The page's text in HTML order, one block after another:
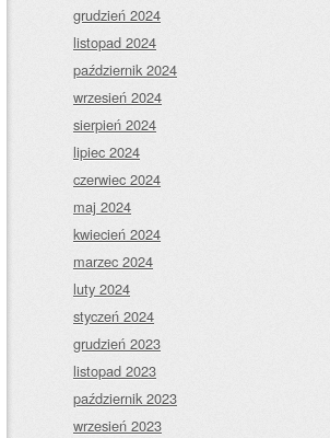
grudzień 2024
listopad 2024
październik 2024
wrzesień 2024
sierpień 2024
lipiec 2024
czerwiec 2024
maj 2024
kwiecień 2024
marzec 2024
luty 2024
styczeń 2024
grudzień 2023
listopad 2023
październik 2023
wrzesień 2023